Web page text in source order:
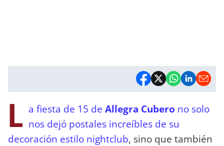
L a fiesta de 15 de Allegra Cubero no solo
nos dejó postales increíbles de su
decoración estilo nightclub, sino que también